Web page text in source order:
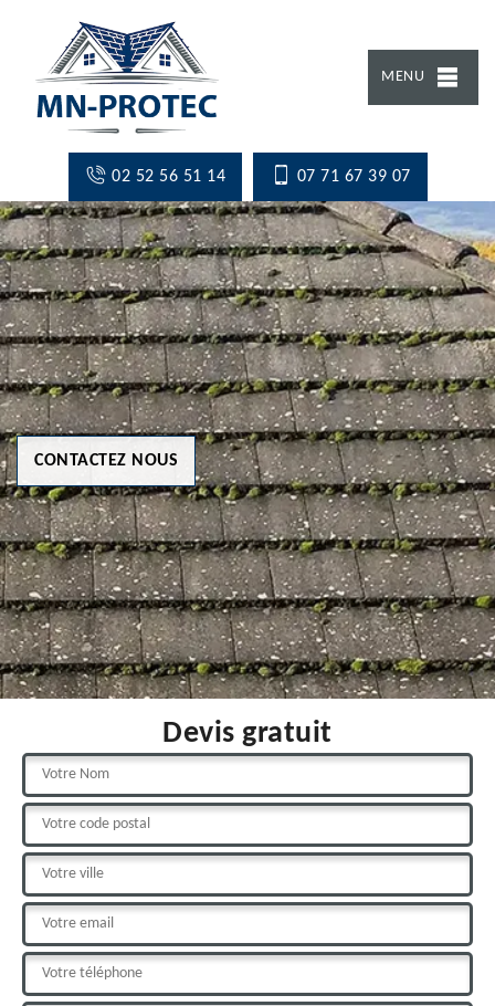
MENU
02 52 56 51 14 07 71 67 39 07
CONTACTEZ NOUS
Devis gratuit